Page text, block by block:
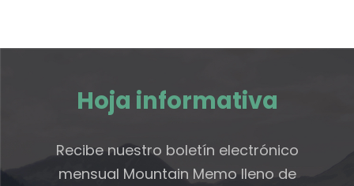
Hoja informativa
Recibe nuestro boletín electrónico
mensual Mountain Memo lleno de